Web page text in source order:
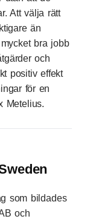
Att välja rätt
än
bra jobb
och
positiv effekt
för en
Metelius.
som bildades
och